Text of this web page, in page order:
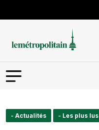
- Actualités - Les plus lus